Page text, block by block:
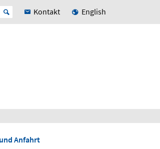
Kontakt English
Anfahrt